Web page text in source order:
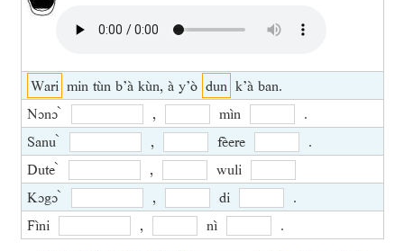
Wari min tùn b’à kùn, à y’ò dun k’à ban.
Nɔnɔ ̀
, mìn
.
Sanu ̀
, fèere
.
Dute ̀
,
wuli
Kɔgɔ ̀
, di
.
Fìni
, nì .